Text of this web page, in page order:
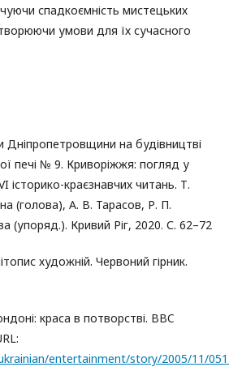
спадкоємність мистецьких
умови для їх сучасного
на будівництві
печі № 9. Криворіжжя: погляд у
історико-краєзнавчих читань. Т.
(голова), А. В. Тарасов, Р. П.
(упоряд.). Кривий Ріг, 2020. С. 62–72
художній. Червоний гірник.
краса в потворстві. BBC
entertainment/story/2005/11/